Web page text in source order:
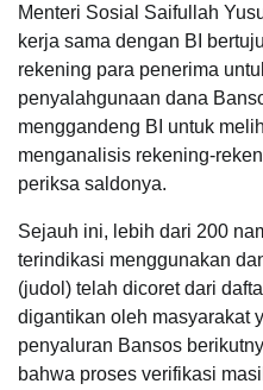
Menteri Sosial Saifullah
kerja sama dengan BI
rekening para penerima
penyalahgunaan dana
menggandeng BI untuk
menganalisis rekening-
periksa saldonya.
Sejauh ini, lebih dari 200
terindikasi menggunakan
(judol) telah dicoret dari
digantikan oleh masyarakat
penyaluran Bansos
bahwa proses verifikasi